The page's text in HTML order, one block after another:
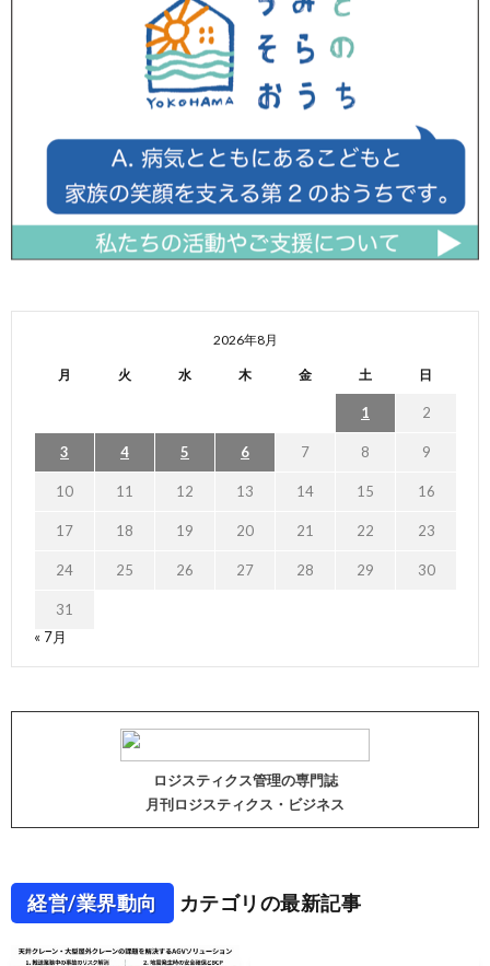
2026年8月
月 火 水 木 金 土 日
1 2
3 4 5 6 7 8 9
10 11 12 13 14 15 16
17 18 19 20 21 22 23
24 25 26 27 28 29 30
31
« 7月
ロジスティクス管理の専門誌
月刊ロジスティクス・ビジネス
経営/業界動向 カテゴリの最新記事